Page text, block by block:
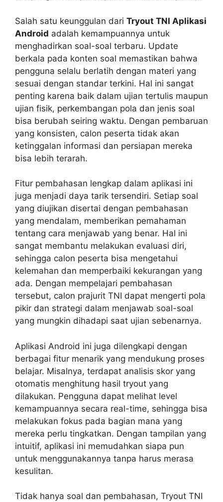
Salah satu keunggulan dari Tryout TNI Aplikasi
Android adalah kemampuannya untuk
menghadirkan soal-soal terbaru. Update
berkala pada konten soal memastikan bahwa
pengguna selalu berlatih dengan materi yang
sesuai dengan standar terkini. Hal ini sangat
penting karena baik dalam ujian tertulis maupun
ujian fisik, perkembangan pola dan jenis soal
bisa berubah seiring waktu. Dengan pembaruan
yang konsisten, calon peserta tidak akan
ketinggalan informasi dan persiapan mereka
bisa lebih terarah.
Fitur pembahasan lengkap dalam aplikasi ini
juga menjadi daya tarik tersendiri. Setiap soal
yang diujikan disertai dengan pembahasan
yang mendalam, memberikan pemahaman
tentang cara menjawab yang benar. Hal ini
sangat membantu melakukan evaluasi diri,
sehingga calon peserta bisa mengetahui
kelemahan dan memperbaiki kekurangan yang
ada. Dengan mempelajari pembahasan
tersebut, calon prajurit TNI dapat mengerti pola
pikir dan strategi dalam menjawab soal-soal
yang mungkin dihadapi saat ujian sebenarnya.
Aplikasi Android ini juga dilengkapi dengan
berbagai fitur menarik yang mendukung proses
belajar. Misalnya, terdapat analisis skor yang
otomatis menghitung hasil tryout yang
dilakukan. Pengguna dapat melihat level
kemampuannya secara real-time, sehingga bisa
melakukan fokus pada bagian mana yang
mereka perlu tingkatkan. Dengan tampilan yang
intuitif, aplikasi ini memudahkan siapa pun
untuk menggunakannya tanpa harus merasa
kesulitan.
Tidak hanya soal dan pembahasan, Tryout TNI